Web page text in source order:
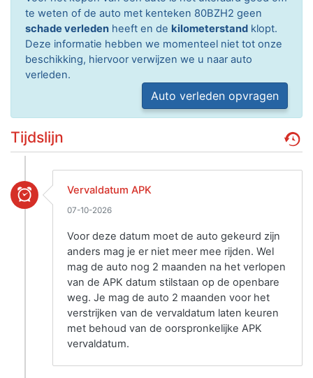
te weten of de auto met kenteken 80BZH2 geen
schade verleden heeft en de kilometerstand klopt.
Deze informatie hebben we momenteel niet tot onze
beschikking, hiervoor verwijzen we u naar auto
verleden.
Auto verleden opvragen
Tijdslijn
Vervaldatum APK
07-10-2026
Voor deze datum moet de auto gekeurd zijn
anders mag je er niet meer mee rijden. Wel
mag de auto nog 2 maanden na het verlopen
van de APK datum stilstaan op de openbare
weg. Je mag de auto 2 maanden voor het
verstrijken van de vervaldatum laten keuren
met behoud van de oorspronkelijke APK
vervaldatum.